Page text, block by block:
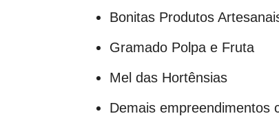
Bonitas Produtos
Gramado Polpa e Fruta
Mel das Hortênsias
Demais empreendimentos